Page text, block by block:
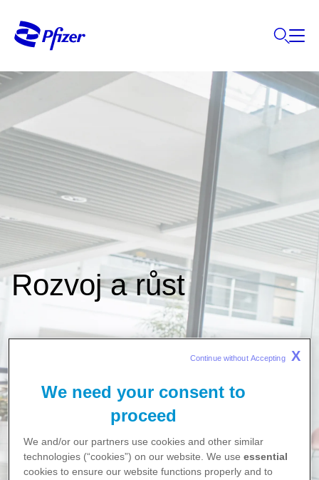
Rozvoj a růst
We need your consent to
proceed
We and/or our partners use cookies and other similar
technologies (“cookies”) on our website. We useessential
cookies to ensure our website functions properly and to
Continue without Accepting X